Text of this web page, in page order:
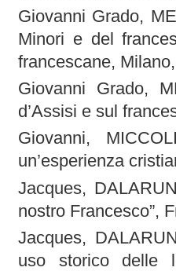
Giovanni Grado,
Minori e del
francescane,
Giovanni Grado,
d’Assisi e sul
Giovanni,
un’esperienza
Jacques,
nostro Francesco”,
Jacques,
uso storico delle